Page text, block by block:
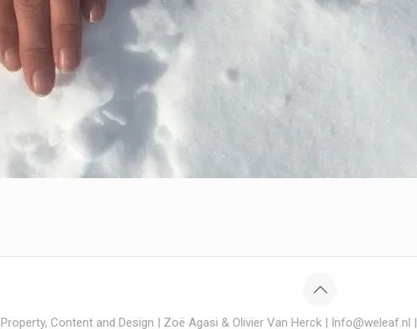
Property, Content and Design | Zoë Agasi & Olivier Van Herck | Info@weleaf.nl |